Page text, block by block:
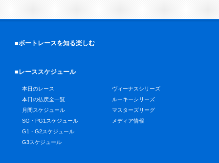
■ボートレースを知る楽しむ
■レーススケジュール
本日のレース
本日の払戻金一覧
月間スケジュール
SG・PG1スケジュール
G1・G2スケジュール
G3スケジュール
ヴィーナスシリーズ
ルーキーシリーズ
マスターズリーグ
メディア情報